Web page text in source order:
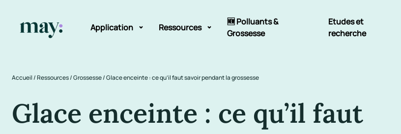
Application
Mission
Ressources
Guide des prénoms
Newsletters
🆕 Polluants &
Grossesse
Etudes et
recherche
Sommeil de l'enfant
Accueil/Ressources/Grossesse/Glace enceinte : ce qu’il faut savoir pendant la grossesse
Glace enceinte : ce qu’il faut